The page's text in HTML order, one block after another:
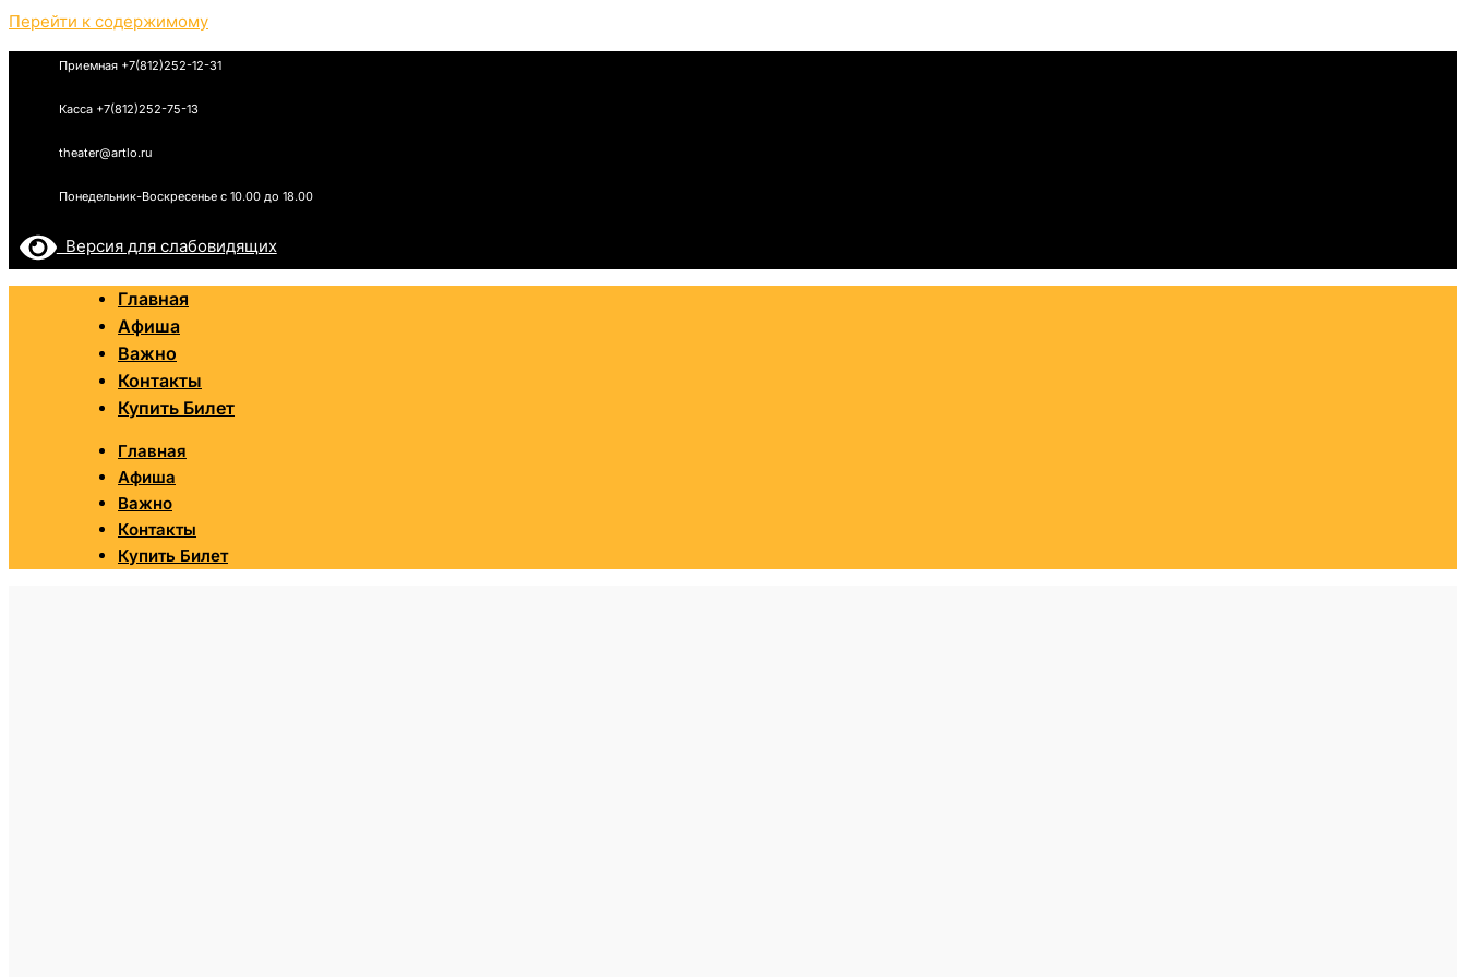
Перейти к содержимому
Приемная +7(812)252-12-31
Касса +7(812)252-75-13
theater@artlo.ru
Понедельник-Воскресенье c 10.00 до 18.00
Версия для слабовидящих
Главная
Афиша
Важно
Контакты
Купить Билет
Главная
Афиша
Важно
Контакты
Купить Билет